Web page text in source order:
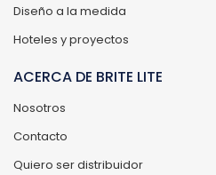
Diseño a la medida
Hoteles y proyectos
ACERCA DE BRITE LITE
Nosotros
Contacto
Quiero ser distribuidor